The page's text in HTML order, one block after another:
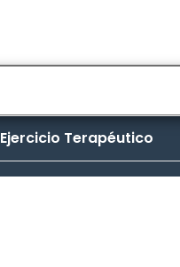
Ejercicio Terapéutico